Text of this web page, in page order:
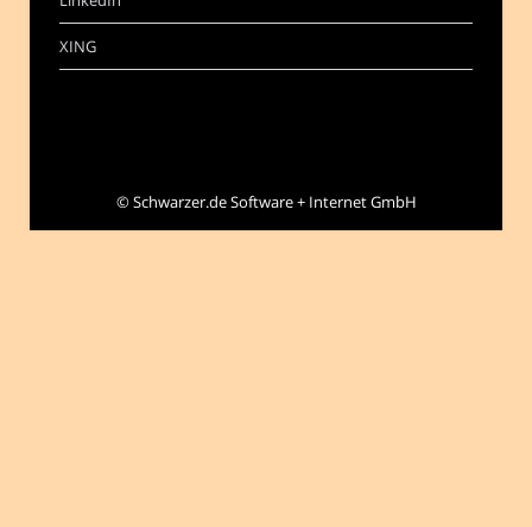
XING
©Schwarzer.de Software + Internet GmbH